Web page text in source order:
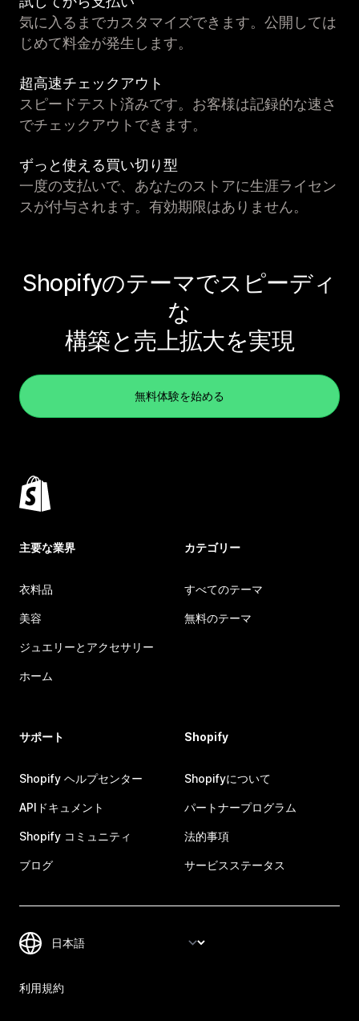
気に入るまでカスタマイズできます。公開しては
じめて料金が発生します。
超高速チェックアウト
スピードテスト済みです。お客様は記録的な速さ
でチェックアウトできます。
ずっと使える買い切り型
一度の支払いで、あなたのストアに生涯ライセン
スが付与されます。有効期限はありません。
Shopifyのテーマでスピーディ
な
構築と売上拡大を実現
無料体験を始める
主要な業界
衣料品
美容
ジュエリーとアクセサリー
ホーム
カテゴリー
すべてのテーマ
無料のテーマ
サポート
Shopify ヘルプセンター
APIドキュメント
Shopify コミュニティ
ブログ
Shopify
Shopifyについて
パートナープログラム
法的事項
サービスステータス
利用規約